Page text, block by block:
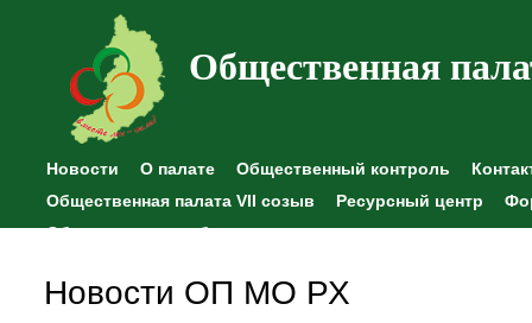
Общественная
Новости О палате Общественный контроль
Общественная палата VII созыв
Ресурсный центр
Общественные наблюдения
Новости ОП МО РХ